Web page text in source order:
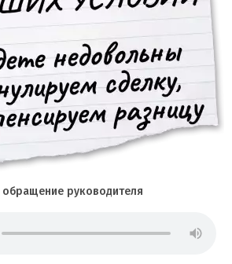
обращение руководителя